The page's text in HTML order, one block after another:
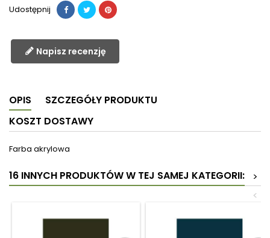
Udostępnij
Napisz recenzję
OPIS
SZCZEGÓŁY PRODUKTU
KOSZT DOSTAWY
Farba akrylowa
16 INNYCH PRODUKTÓW W TEJ SAMEJ KATEGORII:
>
<